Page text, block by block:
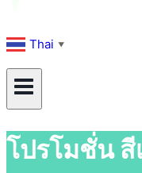
Thai ▼
โปรโมชั่น สี